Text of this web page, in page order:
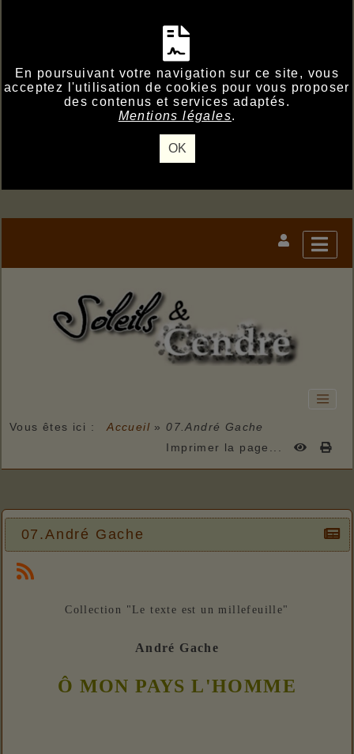
En poursuivant votre navigation sur ce site, vous
acceptez l'utilisation de cookies pour vous proposer
des contenus et services adaptés.
Mentions légales.
OK
Vous êtes ici : Accueil »07.André Gache
Imprimer la page...
07.André Gache
Collection "Le texte est un millefeuille"
André Gache
Ô MON PAYS L'HOMME